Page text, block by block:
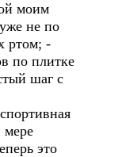
моим
не по
ртом; -
по плитке
шаг с
мере
это